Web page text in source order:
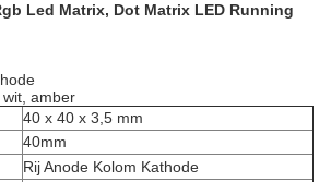
Led Matrix, Dot Matrix LED Running
amber
40 x 40 x 3,5 mm
40mm
Rij Anode Kolom Kathode